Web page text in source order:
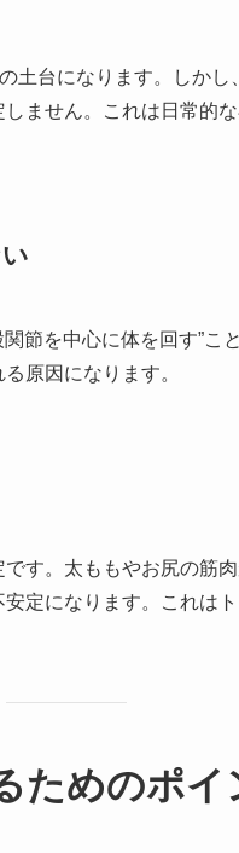
土台になります。しか
ません。これは日常的
節を中心に体を回す”
原因になります。
す。太ももやお尻の筋
定になります。これは
ためのポイ